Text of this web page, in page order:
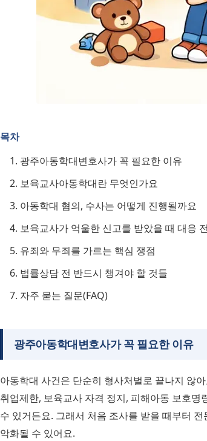
목차
광주아동학대변호사가 꼭 필요한 이유
보육교사아동학대란 무엇인가요
아동학대 혐의, 수사는 어떻게 진행될까요
보육교사가 억울한 신고를 받았을 때 대응
유죄와 무죄를 가르는 핵심 쟁점
법률상담 전 반드시 챙겨야 할 것들
자주 묻는 질문(FAQ)
광주아동학대변호사가 꼭 필요한 이유
아동학대 사건은 단순히 형사처벌로 끝나지 않
취업제한, 보육교사 자격 정지, 피해아동 보호
수 있거든요. 그래서 처음 조사를 받을 때부터
악화될 수 있어요.